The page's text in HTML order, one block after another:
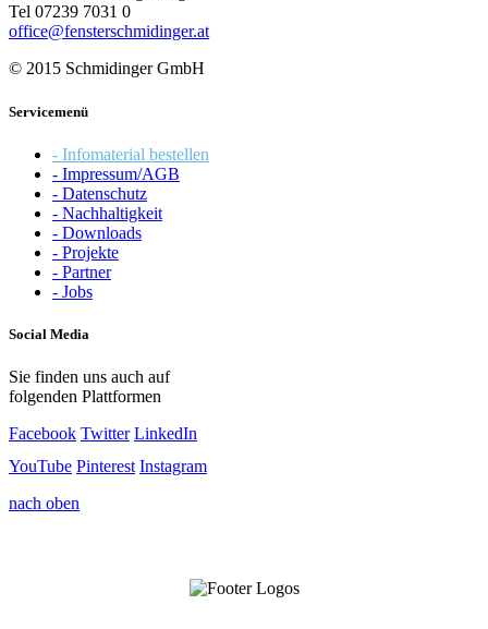
Tel 07239 7031 0
office@fensterschmidinger.at
© 2015 Schmidinger GmbH
Servicemenü
- Infomaterial bestellen
- Impressum/AGB
- Datenschutz
- Nachhaltigkeit
- Downloads
- Projekte
- Partner
- Jobs
Social Media
Sie finden uns auch auf
folgenden Plattformen
Facebook Twitter LinkedIn
YouTube Pinterest Instagram
nach oben